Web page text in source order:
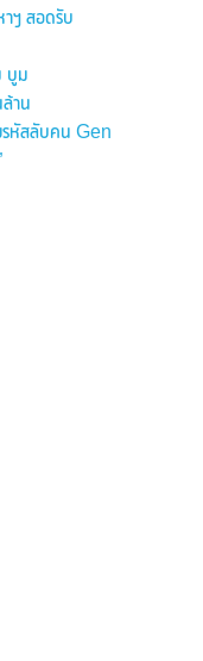
ฯ สอดรับ
บูม
าน
รหัสลับคน Gen